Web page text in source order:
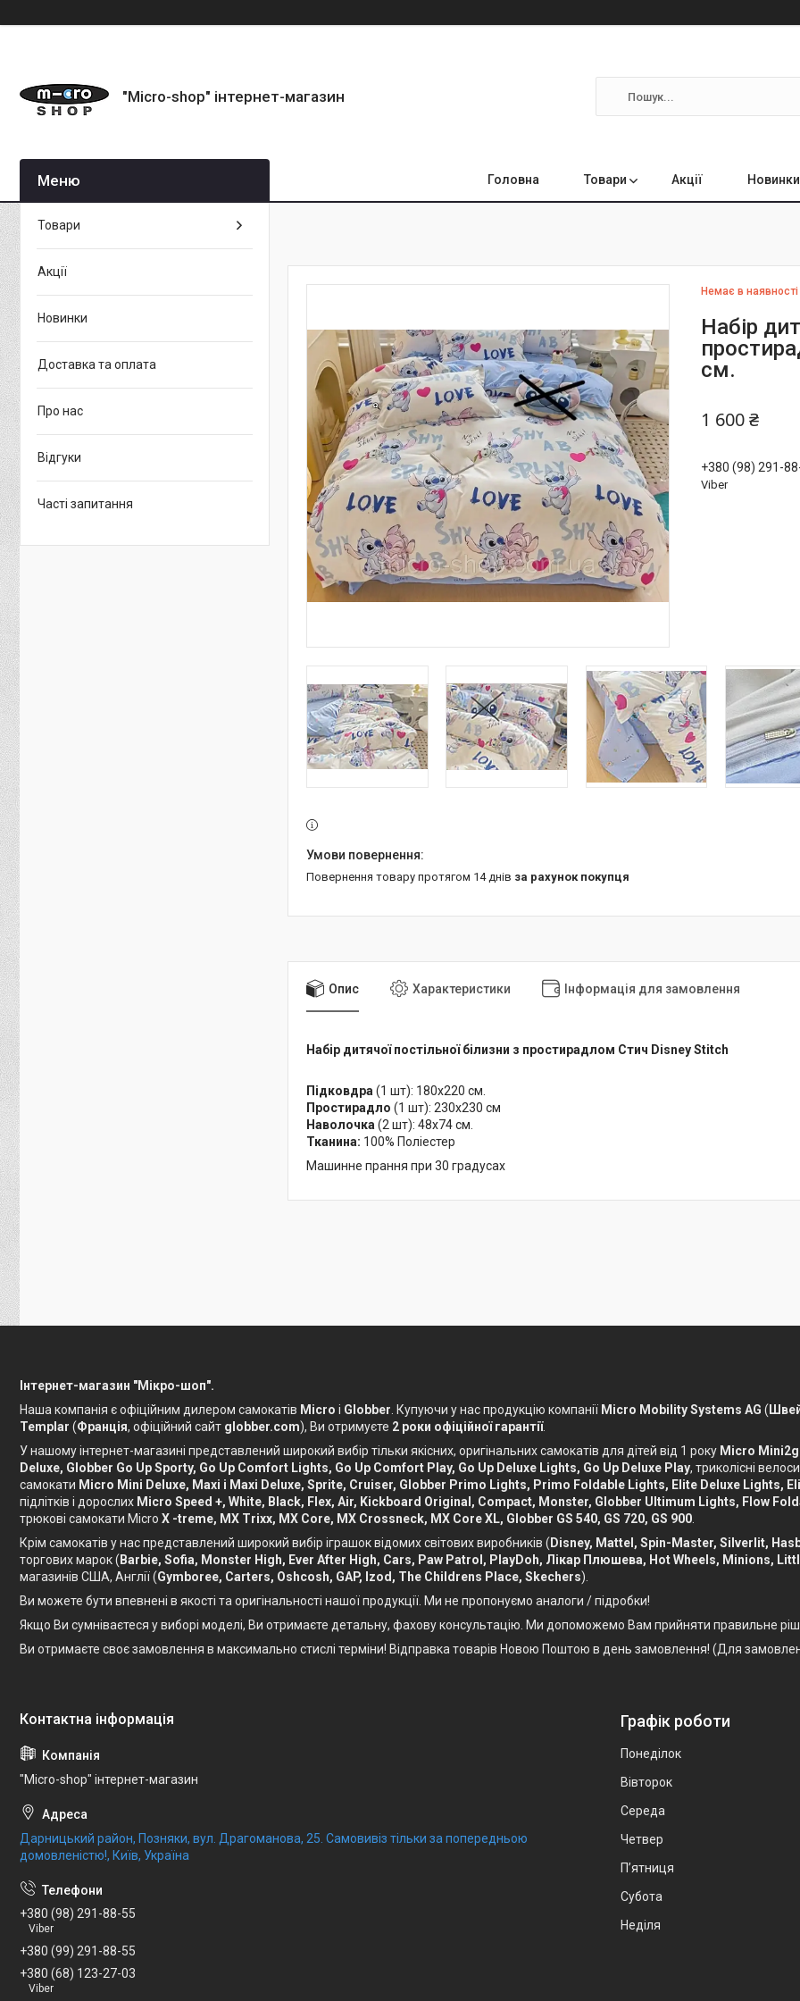
"Micro-shop" інтернет-магазин
Головна Товари Акції Новинки
Немає в наявності
Набір
см.
1 600 ₴
+380 (98) 291-
Viber
повернення товару протягом 14 днів за рахунок покупця
Опис Характеристики Інформація для замовлення
Набір дитячої постільної білизни з простирадлом Стич Disney Stitch
Підковдра (1 шт): 180x220 см.
Простирадло (1 шт): 230х230 см
Наволочка (2 шт): 48х74 см.
Тканина: 100% Поліестер
Машинне прання при 30 градусах
Товари
Акції
Новинки
Доставка та оплата
Про нас
Відгуки
Часті запитання
Інтернет-магазин "Мікро-шоп".
Наша компанія є офіційним дилером самокатів Micro і Globber . Купуючи у нас продукцію компанії Micro Mobility Systems AG (
Templar (Франція, офіційний сайт globber.com), Ви отримуєте 2 роки офіційної гарантії.
У нашому інтернет-магазині представлений широкий вибір тільки якісних, оригінальних самокатів для дітей від 1 року Micro
Deluxe, Globber Go Up Sporty, Go Up Comfort Lights, Go Up Comfort Play, Go Up Deluxe Lights, Go Up Deluxe Play, триколісні
самокати Micro Mini Deluxe, Maxi і Maxi Deluxe, Sprite, Cruiser, Globber Primo Lights, Primo Foldable Lights, Elite Deluxe Lights,
підлітків і дорослих Micro Speed ​​+, White, Black, Flex, Air, Kickboard Original, Compact, Monster, Globber Ultimum Lights, Flow
трюкові самокати Micro X -treme, MX Trixx, MX Core, MX Crossneck, MX Core XL, Globber GS 540, GS 720, GS 900
Крім самокатів у нас представлений широкий вибір іграшок відомих світових виробників (Disney, Mattel, Spin-Master, Silverlit,
торгових марок (Barbie, Sofia, Monster High, Ever After High, Cars, Paw Patrol, PlayDoh, Лікар Плюшева, Hot Wheels, Minions,
магазинів США, Англії (Gymboree, Carters, Oshcosh, GAP, Izod, The Childrens Place, Skechers).
Ви можете бути впевнені в якості та оригінальності нашої продукції. Ми не пропонуємо аналоги / підробки!
Якщо Ви сумніваєтеся у виборі моделі, Ви отримаєте детальну, фахову консультацію. Ми допоможемо Вам прийняти правильне
Ви отримаєте своє замовлення в максимально стислі терміни! Відправка товарів Новою Поштою в день замовлення! (Для
"Micro-shop" інтернет-магазин
Дарницький район, Позняки, вул. Драгоманова, 25. Самовивіз тільки за попередньою
домовленістю!, Київ, Україна
+380 (98) 291-88-55
Viber
+380 (99) 291-88-55
+380 (68) 123-27-03
Viber
Графік роботи
Понеділок
Вівторок
Середа
Четвер
Пʼятниця
Субота
Неділя